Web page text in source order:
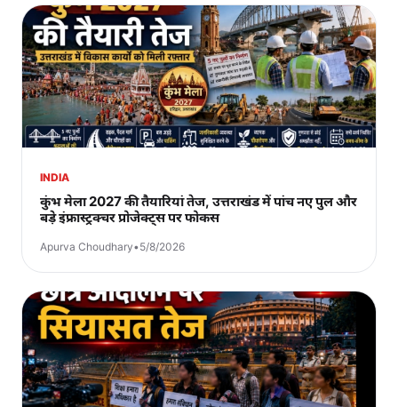
INDIA
कुंभ मेला 2027 की तैयारियां तेज, उत्तराखंड में पांच नए पुल और
बड़े इंफ्रास्ट्रक्चर प्रोजेक्ट्स पर फोकस
Apurva Choudhary•5/8/2026